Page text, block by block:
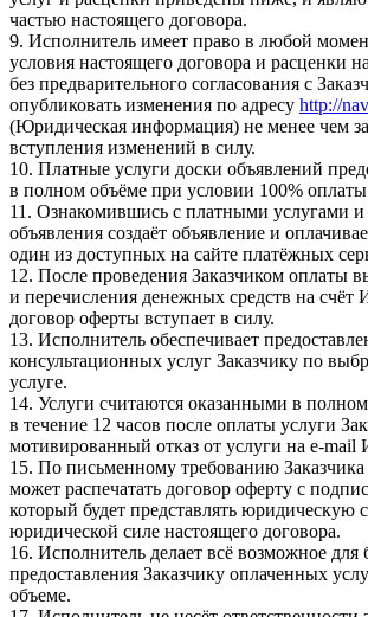
частью настоящего договора.
9. Исполнитель имеет право в любой
условия настоящего договора и расценки
без предварительного согласования с
опубликовать изменения по адресу http://
(Юридическая информация) не менее чем
вступления изменений в силу.
10. Платные услуги доски объявлений
в полном объёме при условии 100% оплаты
11. Ознакомившись с платными услугами
объявления создаёт объявление и
один из доступных на сайте платёжных
12. После проведения Заказчиком оплаты
и перечисления денежных средств на счёт
договор оферты вступает в силу.
13. Исполнитель обеспечивает
консультационных услуг Заказчику по
услуге.
14. Услуги считаются оказанными в
в течение 12 часов после оплаты услуги
мотивированный отказ от услуги на e-mail
15. По письменному требованию
может распечатать договор оферту с
который будет представлять юридическую
юридической силе настоящего договора.
16. Исполнитель делает всё возможное для
предоставления Заказчику оплаченных
объеме.